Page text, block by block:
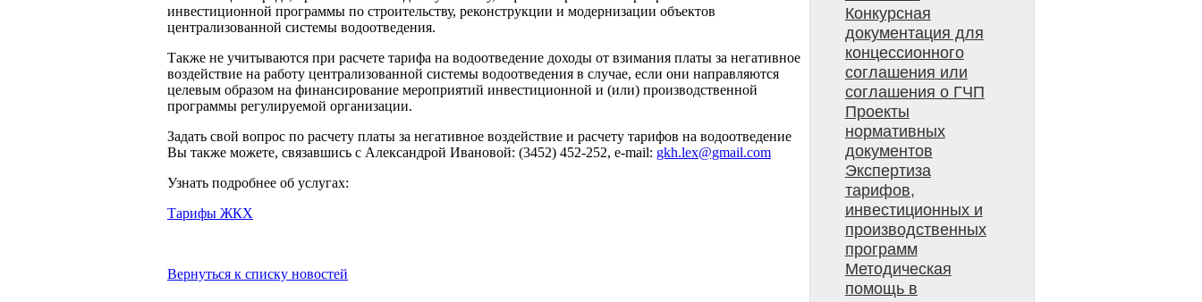
инвестиционной программы по строительству, реконструкции и модернизации объектов
централизованной системы водоотведения.
Также не учитываются при расчете тарифа на водоотведение доходы от взимания платы за негативное
воздействие на работу централизованной системы водоотведения в случае, если они направляются
целевым образом на финансирование мероприятий инвестиционной и (или) производственной
программы регулируемой организации.
Задать свой вопрос по расчету платы за негативное воздействие и расчету тарифов на водоотведение
Вы также можете, связавшись с Александрой Ивановой: (3452) 452-252, e-mail: gkh.lex@gmail.com
Узнать подробнее об услугах:
Тарифы ЖКХ
Вернуться к списку новостей
Конкурсная
документация для
концессионного
соглашения или
соглашения о ГЧП
Проекты
нормативных
документов
Экспертиза
тарифов,
инвестиционных и
производственных
программ
Методическая
помощь в